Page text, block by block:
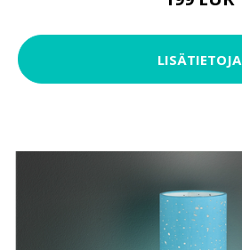
LISÄTIETOJA